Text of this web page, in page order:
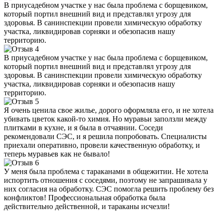
В приусадебном участке у нас была проблема с борщевиком,
который портил внешний вид и представлял угрозу для
здоровья. В санинспекции провели химическую обработку
участка, ликвидировав сорняки и обезопасив нашу
территорию.
В приусадебном участке у нас была проблема с борщевиком,
который портил внешний вид и представлял угрозу для
здоровья. В санинспекции провели химическую обработку
участка, ликвидировав сорняки и обезопасив нашу
территорию.
Я очень ценила свое жилье, дорого оформляла его, и не хотела
убивать цветок какой-то химия. Но муравьи заползли между
плитками в кухне, и я была в отчаянии. Соседи
рекомендовали СЭС, и я решила попробовать. Специалисты
приехали оперативно, провели качественную обработку, и
теперь муравьев как не бывало!
У меня была проблема с тараканами в общежитии. Не хотела
испортить отношения с соседями, поэтому не запрашивала у
них согласия на обработку. СЭС помогла решить проблему без
конфликтов! Профессиональная обработка была
действительно действенной, и тараканы исчезли!